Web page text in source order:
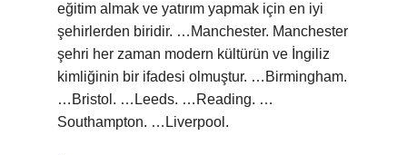
eğitim almak ve yatırım yapmak için en iyi
şehirlerden biridir. …Manchester. Manchester
şehri her zaman modern kültürün ve İngiliz
kimliğinin bir ifadesi olmuştur. …Birmingham.
…Bristol. …Leeds. …Reading. …
Southampton. …Liverpool.